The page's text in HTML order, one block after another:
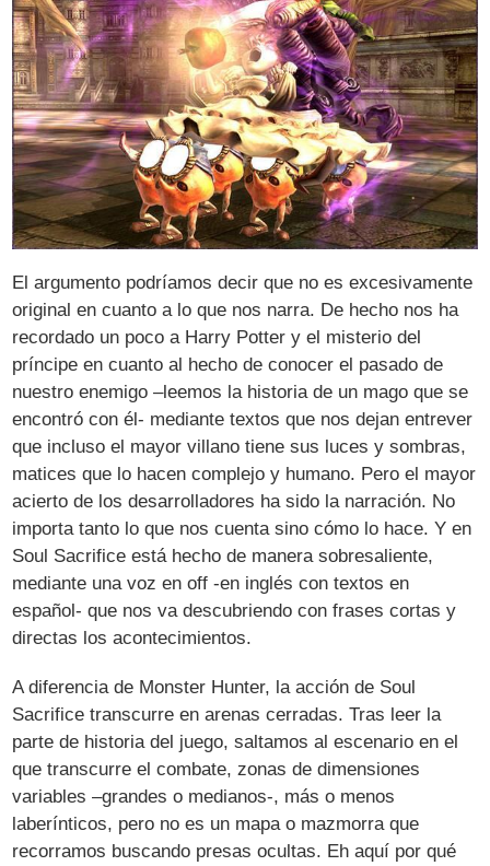
El argumento podríamos decir que no es excesivamente
original en cuanto a lo que nos narra. De hecho nos ha
recordado un poco a Harry Potter y el misterio del
príncipe en cuanto al hecho de conocer el pasado de
nuestro enemigo –leemos la historia de un mago que se
encontró con él- mediante textos que nos dejan entrever
que incluso el mayor villano tiene sus luces y sombras,
matices que lo hacen complejo y humano. Pero el mayor
acierto de los desarrolladores ha sido la narración. No
importa tanto lo que nos cuenta sino cómo lo hace. Y en
Soul Sacrifice está hecho de manera sobresaliente,
mediante una voz en off -en inglés con textos en
español- que nos va descubriendo con frases cortas y
directas los acontecimientos.
A diferencia de Monster Hunter, la acción de Soul
Sacrifice transcurre en arenas cerradas. Tras leer la
parte de historia del juego, saltamos al escenario en el
que transcurre el combate, zonas de dimensiones
variables –grandes o medianos-, más o menos
laberínticos, pero no es un mapa o mazmorra que
recorramos buscando presas ocultas. Eh aquí por qué